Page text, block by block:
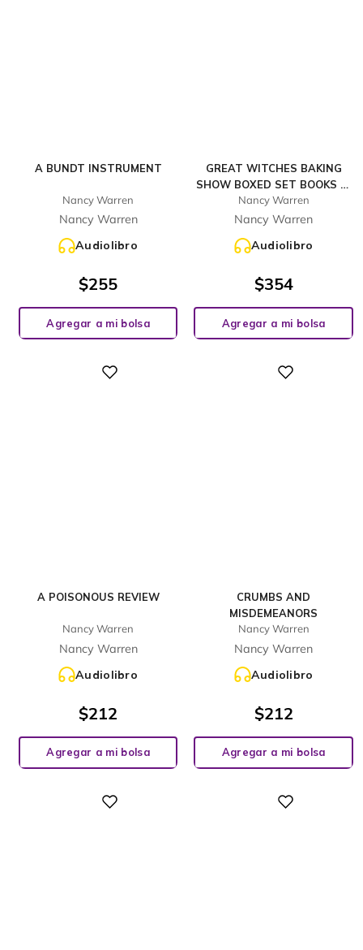
A BUNDT INSTRUMENT
Nancy Warren
Nancy Warren
Audiolibro
$255
Agregar a mi bolsa
GREAT WITCHES BAKING
SHOW BOXED SET BOOKS 7-
9
Nancy Warren
Nancy Warren
Audiolibro
$354
Agregar a mi bolsa
A POISONOUS REVIEW
Nancy Warren
Nancy Warren
Audiolibro
$212
Agregar a mi bolsa
CRUMBS AND
MISDEMEANORS
Nancy Warren
Nancy Warren
Audiolibro
$212
Agregar a mi bolsa